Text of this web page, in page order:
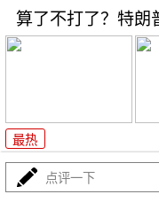
算了不打了？特朗
最热
点评一下